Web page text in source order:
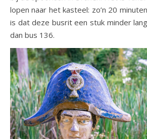
lopen naar het kasteel: zo’n 20
is dat deze busrit een stuk minder
dan bus 136.